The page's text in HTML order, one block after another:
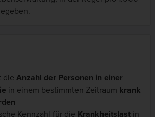
die Anzahl der Personen in einer
in einem bestimmten Zeitraum krank
Kennzahl für die Krankheitslast in